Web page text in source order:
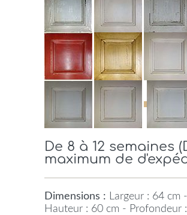
De 8 à 12 semaines
maximum de
Dimensions : Largeur : 64 cm -
Hauteur : 60 cm - Profondeur